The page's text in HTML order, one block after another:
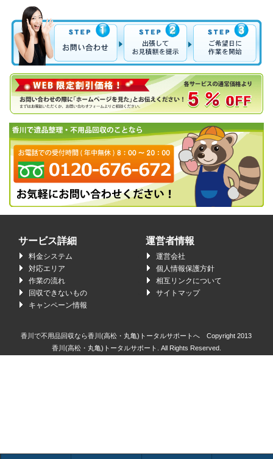
サービス詳細
料金システム
対応エリア
作業の流れ
回収できないもの
キャンペーン情報
運営者情報
運営会社
個人情報保護方針
相互リンクについて
サイトマップ
香川で不用品回収なら香川(高松・丸亀)トータルサポートへ Copyright 2013
香川(高松・丸亀)トータルサポート.
All Rights Reserved.